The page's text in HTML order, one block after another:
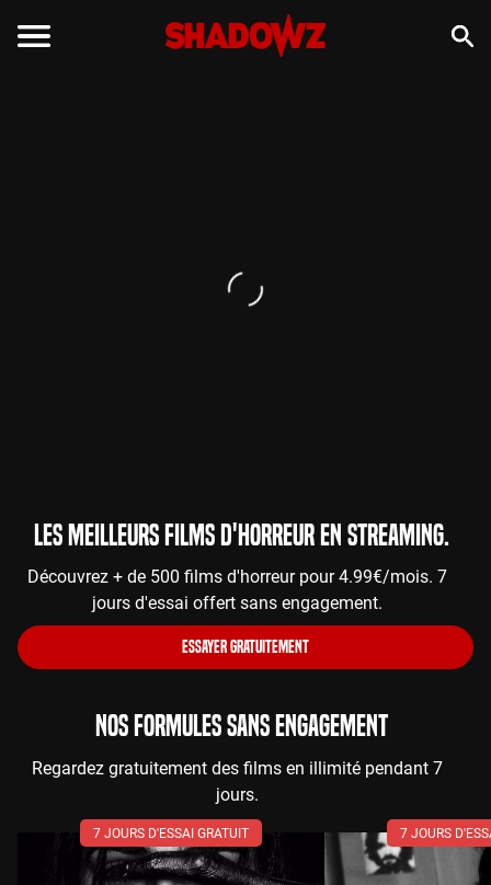
Les meilleurs films d'horreur en streaming.
Découvrez + de 500 films d'horreur pour 4.99€/mois. 7
jours d'essai offert sans engagement.
ESSAYER GRATUITEMENT
NOS FORMULES SANS ENGAGEMENT
Regardez gratuitement des films en illimité pendant 7
jours.
7 JOURS D'ESSAI GRATUIT 7 JOURS